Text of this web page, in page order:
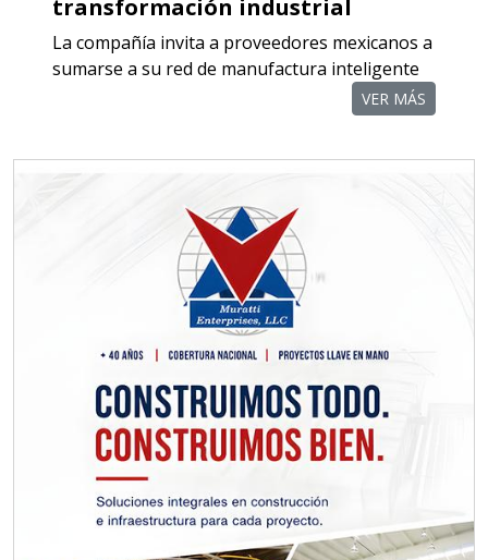
Empresa en Querétaro
Requiere:
COMPONENTES PARA
Especificaciones:
crédito acordes a las políticas del
grupo, contar con instalaciones
cercanas a la región y otorgar
referencias comerciales.
Aplicar al Requerimiento
Empresa en Querétaro
Requiere:
TORNILLERÍA INDUSTRIAL
transformación industrial
La compañía invita a proveedores mexicanos a
sumarse a su red de manufactura inteligente
VER MÁS